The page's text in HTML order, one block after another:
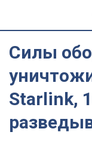
Силы
Starlink,